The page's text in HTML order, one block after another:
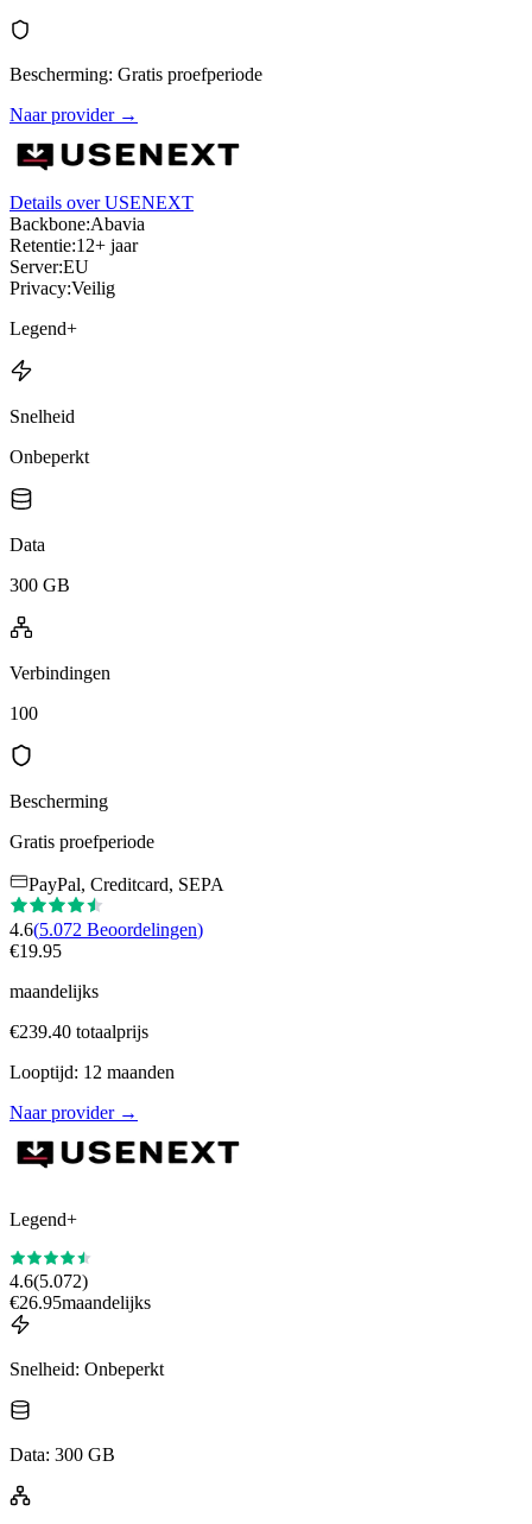
Bescherming: Gratis proefperiode
Naar provider→
Details over USENEXT
Backbone:Abavia
Retentie:12+ jaar
Server:EU
Privacy:Veilig
Legend+
Snelheid
Onbeperkt
Data
300 GB
Verbindingen
100
Bescherming
Gratis proefperiode
PayPal, Creditcard, SEPA
4.6(5.072 Beoordelingen)
€19.95
maandelijks
€239.40 totaalprijs
Looptijd: 12 maanden
Naar provider→
Legend+
4.6(5.072)
€26.95maandelijks
Snelheid: Onbeperkt
Data: 300 GB